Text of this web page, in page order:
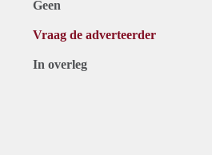
Geen
Vraag de adverteerder
In overleg